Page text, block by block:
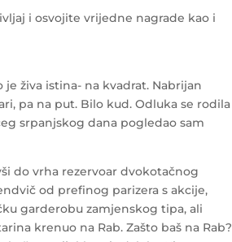
i osvojite vrijedne nagrade kao i
živa istina- na kvadrat. Nabrijan
pa na put. Bilo kud. Odluka se rodila
srpanjskog dana pogledao sam
do vrha rezervoar dvokotačnog
od prefinog parizera s akcije,
garderobu zamjenskog tipa, ali
krenuo na Rab. Zašto baš na Rab?